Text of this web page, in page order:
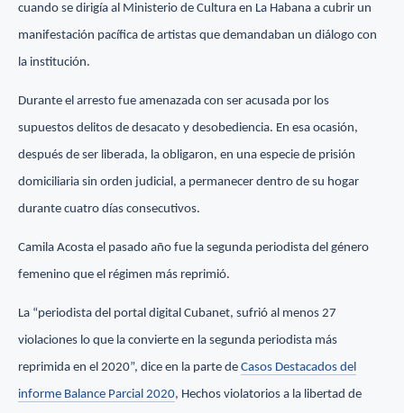
cuando se dirigía al Ministerio de Cultura en La Habana a cubrir un
manifestación pacífica de artistas que demandaban un diálogo con
la institución.
Durante el arresto fue amenazada con ser acusada por los
supuestos delitos de desacato y desobediencia. En esa ocasión,
después de ser liberada, la obligaron, en una especie de prisión
domiciliaria sin orden judicial, a permanecer dentro de su hogar
durante cuatro días consecutivos.
Camila Acosta el pasado año fue la segunda periodista del género
femenino que el régimen más reprimió.
La “periodista del portal digital Cubanet, sufrió al menos 27
violaciones lo que la convierte en la segunda periodista más
reprimida en el 2020”, dice en la parte de Casos Destacados del
informe Balance Parcial 2020, Hechos violatorios a la libertad de